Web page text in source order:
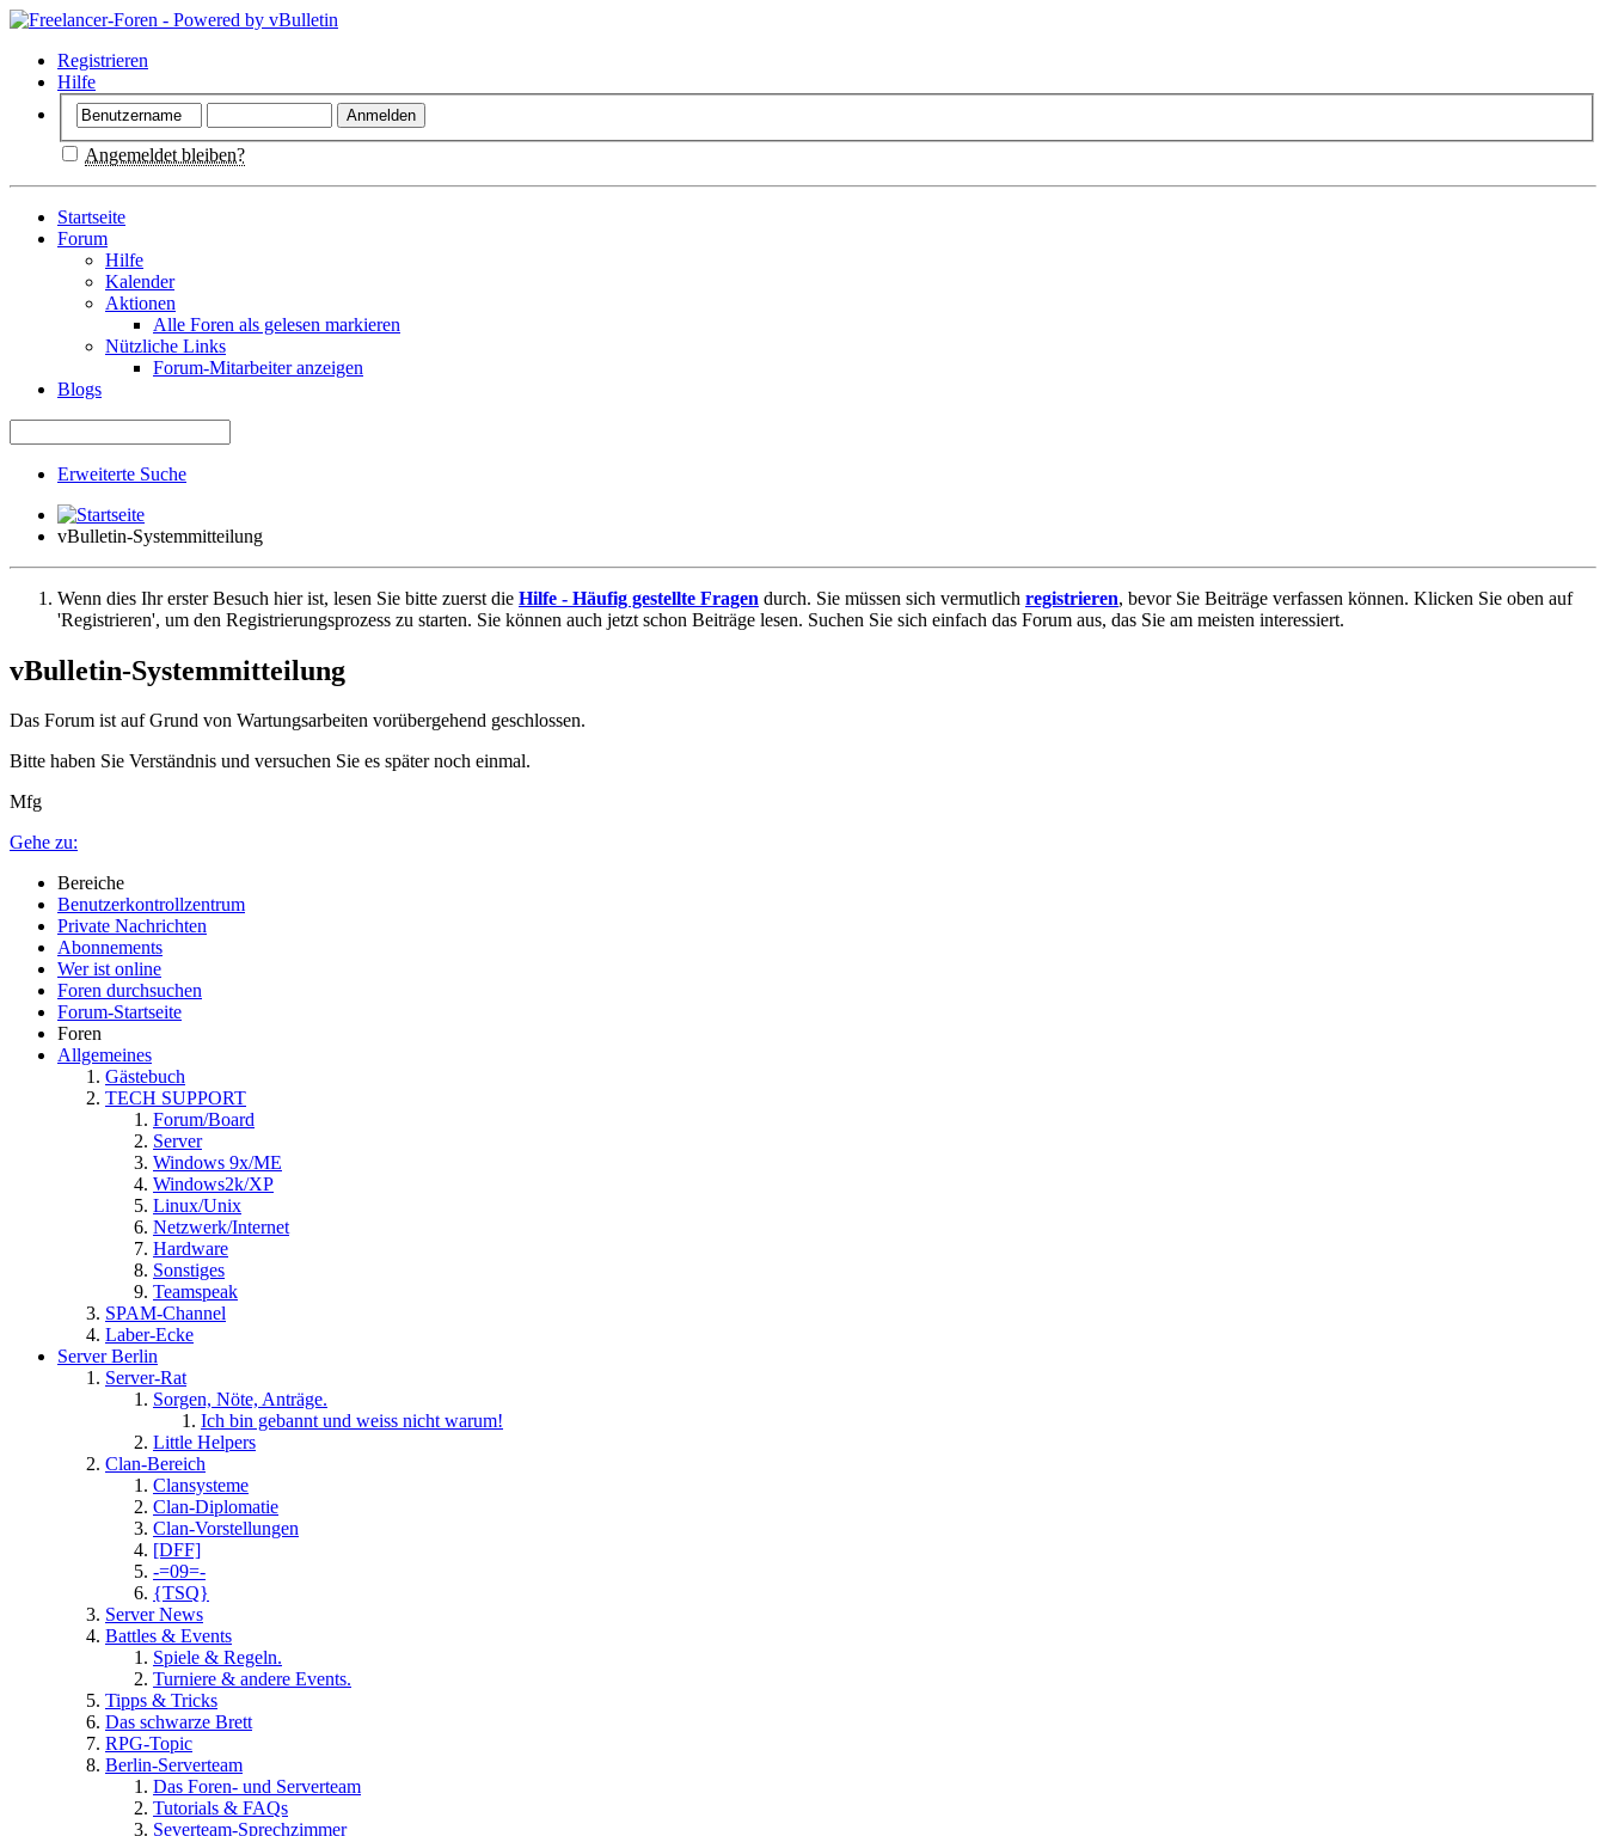
Registrieren
Hilfe
Angemeldet bleiben?
Startseite
Forum
Hilfe
Kalender
Aktionen
Alle Foren als gelesen markieren
Nützliche Links
Forum-Mitarbeiter anzeigen
Blogs
Erweiterte Suche
vBulletin-Systemmitteilung
Wenn dies Ihr erster Besuch hier ist, lesen Sie bitte zuerst die Hilfe - Häufig gestellte Fragen durch. Sie müssen sich vermutlich registrieren, bevor Sie Beiträge verfassen können. Klicken Sie oben auf
'Registrieren', um den Registrierungsprozess zu starten. Sie können auch jetzt schon Beiträge lesen. Suchen Sie sich einfach das Forum aus, das Sie am meisten interessiert.
vBulletin-Systemmitteilung
Das Forum ist auf Grund von Wartungsarbeiten vorübergehend geschlossen.
Bitte haben Sie Verständnis und versuchen Sie es später noch einmal.
Mfg
Gehe zu:
Bereiche
Benutzerkontrollzentrum
Private Nachrichten
Abonnements
Wer ist online
Foren durchsuchen
Forum-Startseite
Foren
Allgemeines
Gästebuch
TECH SUPPORT
Forum/Board
Server
Windows 9x/ME
Windows2k/XP
Linux/Unix
Netzwerk/Internet
Hardware
Sonstiges
Teamspeak
SPAM-Channel
Laber-Ecke
Server Berlin
Server-Rat
Sorgen, Nöte, Anträge.
Ich bin gebannt und weiss nicht warum!
Little Helpers
Clan-Bereich
Clansysteme
Clan-Diplomatie
Clan-Vorstellungen
[DFF]
-=09=-
{TSQ}
Server News
Battles & Events
Spiele & Regeln.
Turniere & andere Events.
Tipps & Tricks
Das schwarze Brett
RPG-Topic
Berlin-Serverteam
Das Foren- und Serverteam
Tutorials & FAQs
Severteam-Sprechzimmer